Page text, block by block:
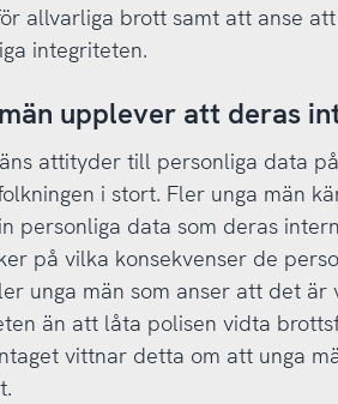
allvarliga brott samt att anse
integriteten.
upplever att deras
attityder till personliga data
i stort. Fler unga män
personliga data som deras
på vilka konsekvenser de
unga män som anser att det är
än att låta polisen vidta
vittnar detta om att unga